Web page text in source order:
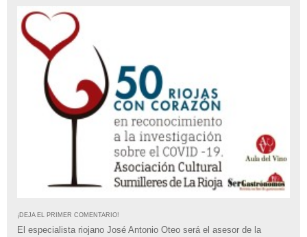
¡DEJA EL PRIMER COMENTARIO!
El especialista riojano José Antonio Oteo será el asesor de la